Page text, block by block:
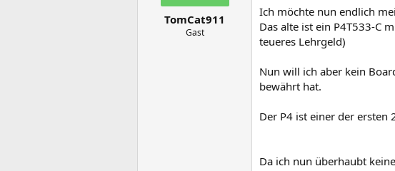
t
a
TomCat911
Gast
Ich möchte nun endlich
Das alte ist ein P4T533-C
teueres Lehrgeld)
Nun will ich aber kein
bewährt hat.
Der P4 ist einer der ersten
Da ich nun überhaubt